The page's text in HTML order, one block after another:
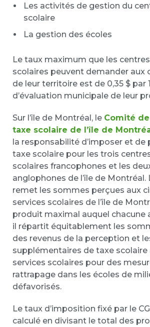
Les activités de gestion du
scolaire
La gestion des écoles
Le taux maximum que les
scolaires peuvent demander aux
de leur territoire est de 0,35 $ par
d’évaluation municipale de leur
Sur l’île de Montréal, le Comité
taxe scolaire de l’île de
la responsabilité d’imposer et de
taxe scolaire pour les trois
scolaires francophones et les
anglophones de l’île de Montréal.
remet les sommes perçues aux
services scolaires de l’île de
produit maximal auquel chacune
il répartit équitablement les
des revenus de la perception et
supplémentaires de taxe scolaire
services scolaires pour des
rattrapage dans les écoles de
défavorisés.
Le taux d’imposition fixé par le
calculé en divisant le total des